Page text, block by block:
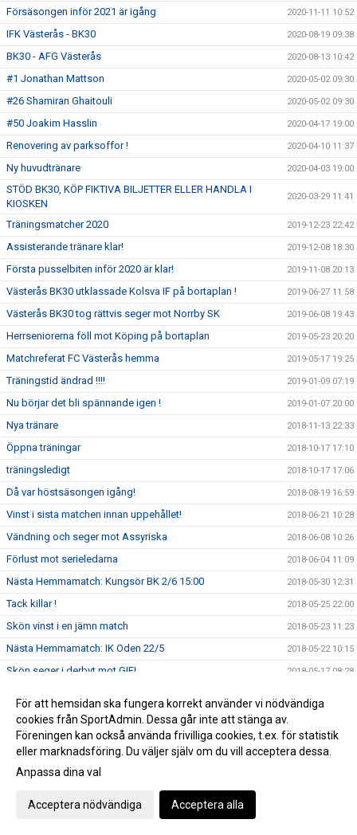
Försäsongen inför 2021 är igång 2020-11-11 10:52
IFK Västerås - BK30 2020-08-19 09:38
BK30 - AFG Västerås 2020-08-13 10:42
#1 Jonathan Mattson 2020-05-02 09:30
#26 Shamiran Ghaitouli 2020-05-02 09:30
#50 Joakim Hasslin 2020-04-17 19:00
Renovering av parksoffor ! 2020-04-10 11:37
Ny huvudtränare 2020-04-03 19:00
STÖD BK30, KÖP FIKTIVA BILJETTER ELLER HANDLA I
KIOSKEN
2020-03-29 11:41
Träningsmatcher 2020 2019-12-23 22:42
Assisterande tränare klar! 2019-12-08 18:30
Första pusselbiten inför 2020 är klar! 2019-11-08 20:13
Västerås BK30 utklassade Kolsva IF på bortaplan ! 2019-06-27 11:58
Västerås BK30 tog rättvis seger mot Norrby SK 2019-06-08 19:43
Herrseniorerna föll mot Köping på bortaplan 2019-05-23 20:20
Matchreferat FC Västerås hemma 2019-05-17 19:25
Träningstid ändrad !!!! 2019-01-09 07:19
Nu börjar det bli spännande igen ! 2019-01-07 20:00
Nya tränare 2018-11-13 22:33
Öppna träningar 2018-10-17 17:10
träningsledigt 2018-10-17 17:06
Då var höstsäsongen igång! 2018-08-19 16:59
Vinst i sista matchen innan uppehållet! 2018-06-21 10:28
Vändning och seger mot Assyriska 2018-06-08 10:26
Förlust mot serieledarna 2018-06-04 11:09
Nästa Hemmamatch: Kungsör BK 2/6 15:00 2018-05-30 12:31
Tack killar ! 2018-05-25 22:00
Skön vinst i en jämn match 2018-05-23 11:23
Nästa Hemmamatch: IK Oden 22/5 2018-05-22 10:15
Skön seger i derbyt mot GIF! 2018-05-17 08:28
Förlust i gräspremiären
Tung förlust i premiären 2018-04-22 16:43
SERIEPREMIÄR: Division 4 Västmanland 2018
Referat: Seger i genrepet
För att hemsidan ska fungera korrekt använder vi nödvändiga
cookies från SportAdmin. Dessa går inte att stänga av.
Föreningen kan också använda frivilliga cookies, t.ex. för statistik
eller marknadsföring. Du väljer själv om du vill acceptera dessa.
Anpassa dina val
Acceptera nödvändiga Acceptera alla